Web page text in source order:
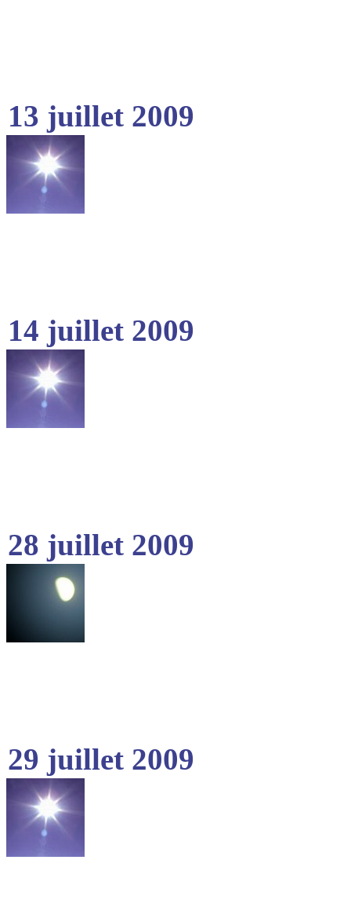
13 juillet 2009
14 juillet 2009
28 juillet 2009
29 juillet 2009